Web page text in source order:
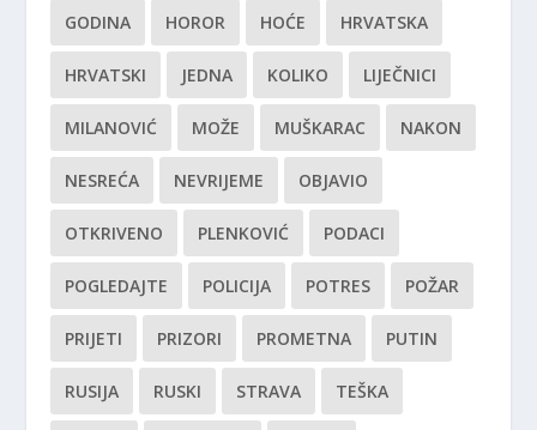
GODINA HOROR HOĆE HRVATSKA
HRVATSKI JEDNA KOLIKO LIJEČNICI
MILANOVIĆ MOŽE MUŠKARAC NAKON
NESREĆA NEVRIJEME OBJAVIO
OTKRIVENO PLENKOVIĆ PODACI
POGLEDAJTE POLICIJA POTRES POŽAR
PRIJETI PRIZORI PROMETNA PUTIN
RUSIJA RUSKI STRAVA TEŠKA